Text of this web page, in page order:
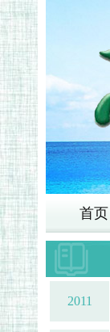
首页
2011